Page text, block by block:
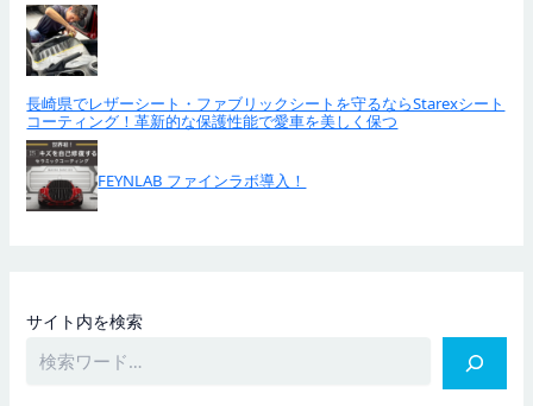
長崎県でレザーシート・ファブリックシートを守るならStarexシート
コーティング！革新的な保護性能で愛車を美しく保つ
FEYNLAB ファインラボ導入！
サイト内を検索